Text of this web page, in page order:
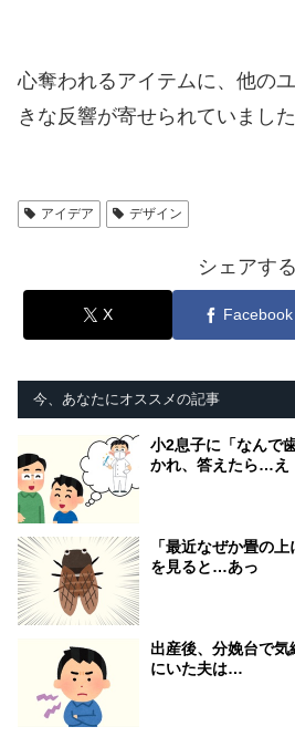
心奪われるアイテムに、他の
きな反響が寄せられていました
アイデア デザイン
シェアする
X Facebook
今、あなたにオススメの記事
小2息子に「なんで
かれ、答えたら…え
「最近なぜか畳の
を見ると…あっ
出産後、分娩台で
にいた夫は…